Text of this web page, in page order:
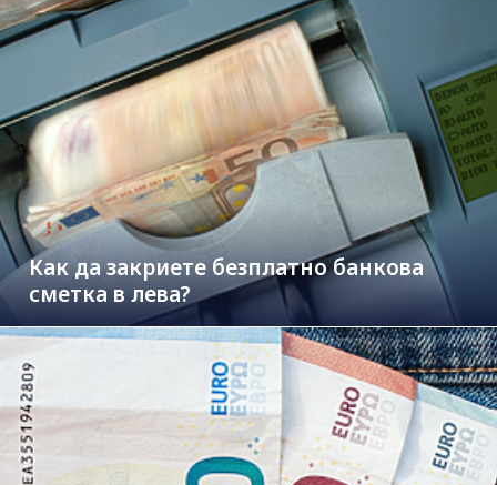
Как да закриете безплатно банкова
сметка в лева?